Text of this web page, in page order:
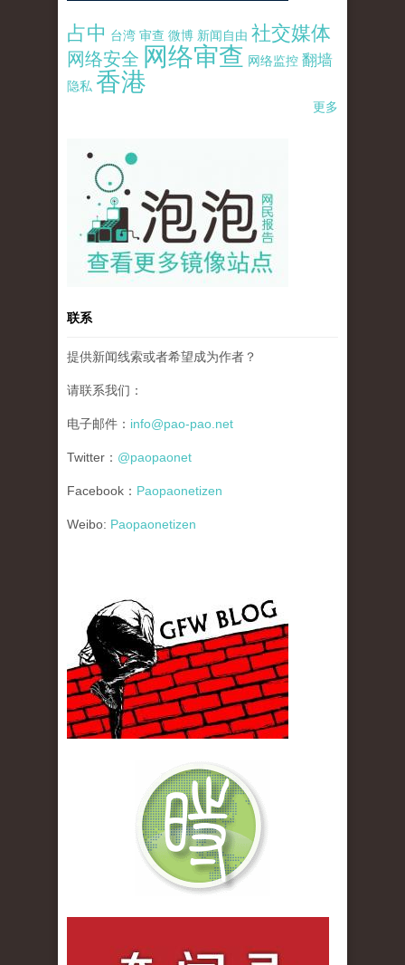
占中 台湾 审查 微博 新闻自由 社交媒体
网络安全 网络审查 网络监控 翻墙
隐私 香港
更多
pao-pao-banner-mirror-site-120814.jpg
联系
提供新闻线索或者希望成为作者？
请联系我们：
电子邮件： info@pao-pao.net
Twitter： @paopaonet
Facebook： Paopaonetizen
Weibo: Paopaonetizen
gfw_blog_small.jpg